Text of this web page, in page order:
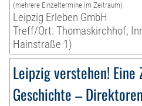
(mehrere Einzeltermine im Zeitraum)
Leipzig Erleben GmbH
Treff/Ort: Thomaskirchhof,
Hainstraße 1)
Leipzig verstehen!
Geschichte –